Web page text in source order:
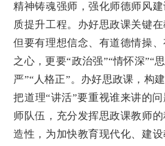
精神铸魂强师，强化师德师风
质提升工程。办好思政课关键
但要有理想信念、有道德情操
之心，更要“政治强”“情怀深”“
严”“人格正”。办好思政课，构
把道理“讲活”要重视谁来讲的
师队伍，充分发挥思政课教师
造性，为加快教育现代化、建